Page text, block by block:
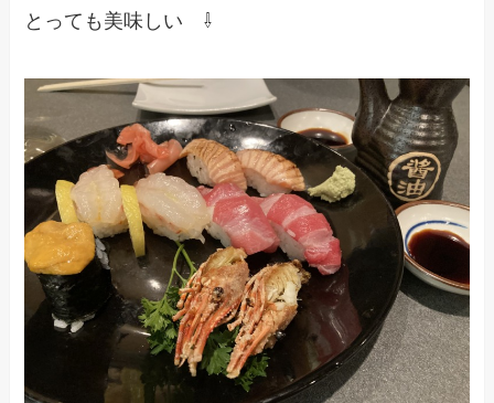
とっても美味しい ⇩